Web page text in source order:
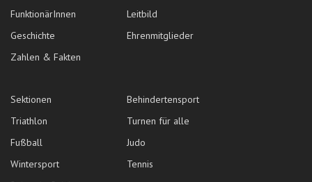
FunktionärInnen
Leitbild
Geschichte
Ehrenmitglieder
Zahlen & Fakten
Sektionen
Behindertensport
Triathlon
Turnen für alle
Fußball
Judo
Wintersport
Tennis